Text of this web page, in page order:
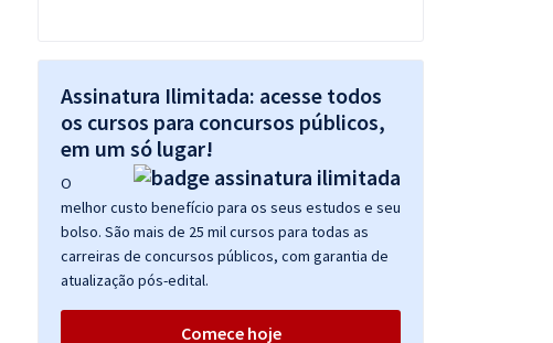
Assinatura Ilimitada: acesse todos
os cursos para concursos públicos,
em um só lugar!
O
melhor custo benefício para os seus estudos e seu
bolso. São mais de 25 mil cursos para todas as
carreiras de concursos públicos, com garantia de
atualização pós-edital.
Comece hoje